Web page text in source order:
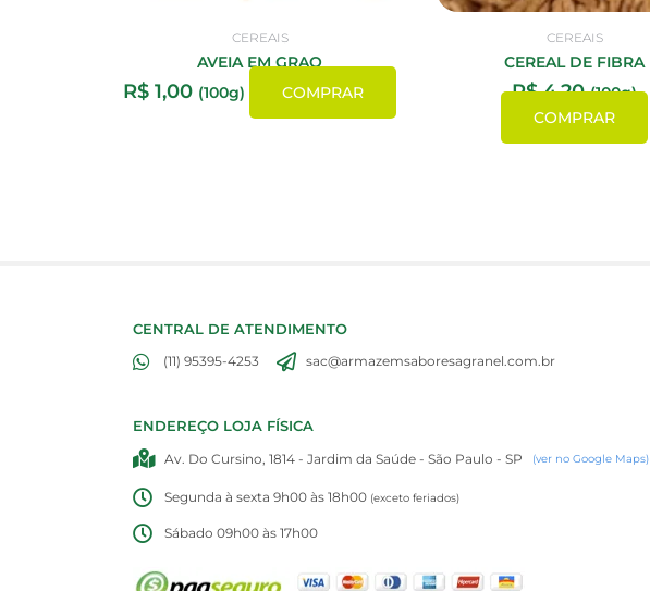
CEREAIS
AVEIA EM GRAO
R$ 1,00 (100g) COMPRAR
CEREAIS
CEREAL DE FIBRA
R$4,20 (100g)
COMPRAR
CENTRAL DE ATENDIMENTO
(11) 95395-4253 sac@armazemsaboresagranel.com.br
ENDEREÇO LOJA FÍSICA
Av. Do Cursino, 1814 - Jardim da Saúde - São Paulo - SP (ver no Google Maps)
Segunda à sexta 9h00 às 18h00 (exceto feriados)
Sábado 09h00 às 17h00